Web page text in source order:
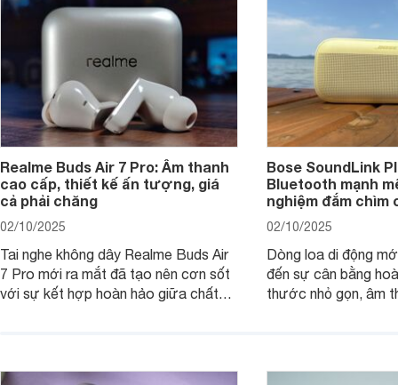
tới đối tượng khách hàng khác nhau.
Realme Buds Air 7 Pro: Âm thanh
cao cấp, thiết kế ấn tượng, giá
cả phải chăng
02/10/2025
Tai nghe không dây Realme Buds Air
7 Pro mới ra mắt đã tạo nên cơn sốt
với sự kết hợp hoàn hảo giữa chất
Bose SoundLink
Bluetooth mạnh
nghiệm đắm chìm
02/10/2025
Dòng loa di động
đến sự cân bằng
thước nhỏ gọn, âm